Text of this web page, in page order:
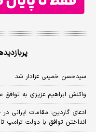
سیدحسن خمینی عزادار شد
واکنش ابراهیم عزیزی به
ادعای گاردین: مقامات ایرانی
انداختن توافق با دولت ترامپ